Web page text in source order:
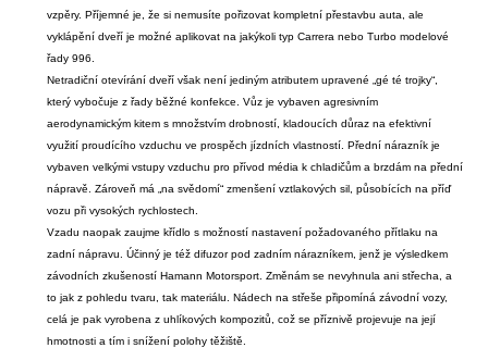
vzpěry. Příjemné je, že si nemusíte pořizovat kompletní přestavbu auta, ale
vyklápění dveří je možné aplikovat na jakýkoli typ Carrera nebo Turbo modelové
řady 996.
Netradiční otevírání dveří však není jediným atributem upravené „gé té trojky“,
který vybočuje z řady běžné konfekce. Vůz je vybaven agresivním
aerodynamickým kitem s množstvím drobností, kladoucích důraz na efektivní
využití proudícího vzduchu ve prospěch jízdních vlastností. Přední nárazník je
vybaven velkými vstupy vzduchu pro přívod média k chladičům a brzdám na přední
nápravě. Zároveň má „na svědomí“ zmenšení vztlakových sil, působících na příď
vozu při vysokých rychlostech.
Vzadu naopak zaujme křídlo s možností nastavení požadovaného přítlaku na
zadní nápravu. Účinný je též difuzor pod zadním nárazníkem, jenž je výsledkem
závodních zkušeností Hamann Motorsport. Změnám se nevyhnula ani střecha, a
to jak z pohledu tvaru, tak materiálu. Nádech na střeše připomíná závodní vozy,
celá je pak vyrobena z uhlíkových kompozitů, což se příznivě projevuje na její
hmotnosti a tím i snížení polohy těžiště.